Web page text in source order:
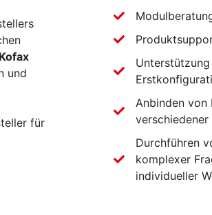
Kofax
und
für
Anbinden von
Durchführen
komplexer
individueller